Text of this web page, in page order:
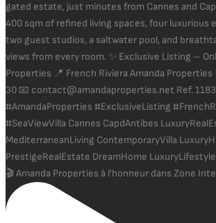
🎬 Amanda Properties à l'honneur dans Zone Inte